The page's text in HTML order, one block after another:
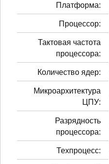
Платформа:
Процессор:
Тактовая частота
процессора:
Количество ядер:
Микроархитектура
ЦПУ:
Разрядность
процессора:
Техпроцесс: